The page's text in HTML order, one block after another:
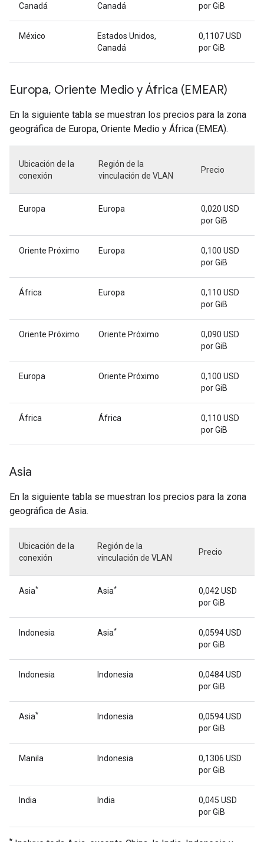
Canadá
Canadá
por GiB
México
Estados Unidos,
Canadá
0,1107 USD
por GiB
Europa, Oriente Medio y África (EMEAR)
En la siguiente tabla se muestran los precios para la zona
geográfica de Europa, Oriente Medio y África (EMEA).
Ubicación de la
conexión
Región de la
vinculación de VLAN
Precio
Europa Europa
0,020 USD
por GiB
Oriente Próximo Europa
0,100 USD
por GiB
África Europa
0,110 USD
por GiB
Oriente Próximo Oriente Próximo
0,090 USD
por GiB
Europa Oriente Próximo
0,100 USD
por GiB
África África
0,110 USD
por GiB
Asia
En la siguiente tabla se muestran los precios para la zona
geográfica de Asia.
Ubicación de la
conexión
Región de la
vinculación de VLAN
Precio
Asia* Asia*
0,042 USD
por GiB
Indonesia Asia*
0,0594 USD
por GiB
Indonesia Indonesia
0,0484 USD
por GiB
Asia* Indonesia
0,0594 USD
por GiB
Manila Indonesia
0,1306 USD
por GiB
India India
0,045 USD
por GiB